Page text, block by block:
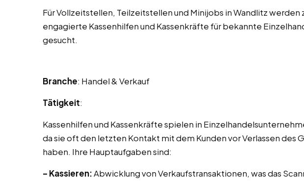
Für Vollzeitstellen, Teilzeitstellen und Minijobs in Wandlitz werden
engagierte Kassenhilfen und Kassenkräfte für bekannte
gesucht.
Branche: Handel & Verkauf
Tätigkeit:
Kassenhilfen und Kassenkräfte spielen in
da sie oft den letzten Kontakt mit dem Kunden vor Verlassen des
haben. Ihre Hauptaufgaben sind:
– Kassieren:Abwicklung von Verkaufstransaktionen, was das